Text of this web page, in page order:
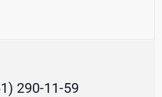
290-11-59